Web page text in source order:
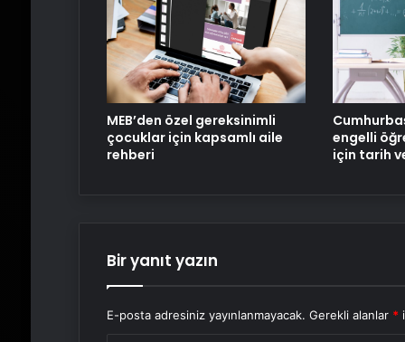
MEB’den özel gereksinimli
çocuklar için kapsamlı aile
rehberi
engelli
için tarih
Bir yanıt yazın
E-posta adresiniz yayınlanmayacak. Gerekli alanlar *